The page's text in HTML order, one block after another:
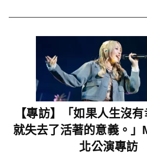
【專訪】「如果人生沒
就失去了活著的意義。」
北公演專訪